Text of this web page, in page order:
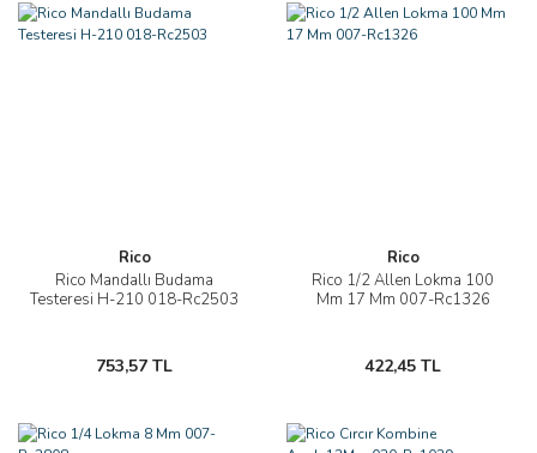
Rico
Rico Mandallı Budama
Testeresi H-210 018-Rc2503
753,57 TL
Rico
Rico 1/2 Allen Lokma 100
Mm 17 Mm 007-Rc1326
422,45 TL